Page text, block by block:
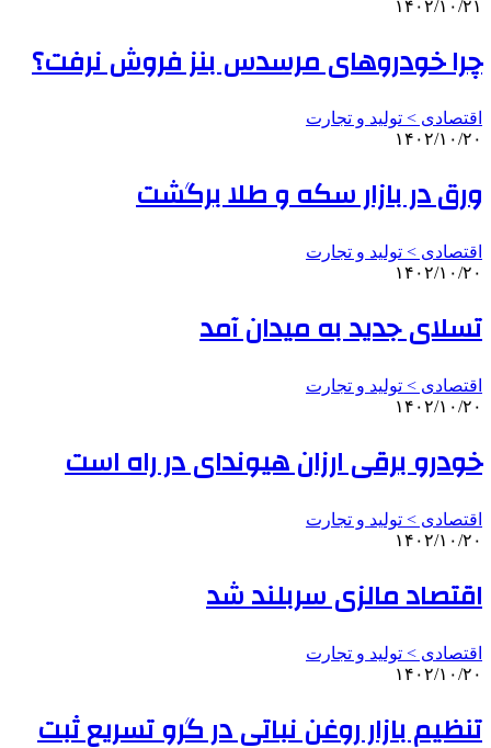
۱۴۰۲/۱۰/۲۱
چرا خودروهای مرسدس بنز فروش نرفت؟
اقتصادی > تولید و تجارت
۱۴۰۲/۱۰/۲۰
ورق در بازار سکه و طلا برگشت
اقتصادی > تولید و تجارت
۱۴۰۲/۱۰/۲۰
تسلای جدید به میدان آمد
اقتصادی > تولید و تجارت
۱۴۰۲/۱۰/۲۰
خودرو برقی ارزان هیوندای در راه است
اقتصادی > تولید و تجارت
۱۴۰۲/۱۰/۲۰
اقتصاد مالزی سربلند شد
اقتصادی > تولید و تجارت
۱۴۰۲/۱۰/۲۰
تنظیم بازار روغن نباتی در گرو تسریع ثبت